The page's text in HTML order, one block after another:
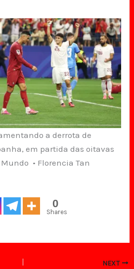
a derrota de
em partida das oitavas
• Florencia Tan
0
Shares
NEXT